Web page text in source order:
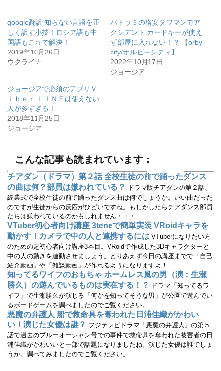
て
T
w
i
t
t
e
r
で
新
い
ウ
ィ
ン
ド
ウ
ま
す
o
k
で
共
有
す
ッ
ク
し
て
く
だ
い
ウ
ィ
ン
ド
ウ
で
開
き
ま
す
)
google翻訳 知らない言語を正
しく訳す小技！ロシア語も中
国語もこれで解決！
2019年10月26日
ウクライナ
バトゥミの格安タワマンでア
クシデント カードキーが使え
ず部屋に入れない！？ 【orby
city/オルビーシティ】
2022年10月17日
ジョージア
ジョージアで必須のアプリＶ
ｉｂｅｒ ＬＩＮＥは使えない
人が多すぎる！
2018年11月25日
ジョージア
こんな記事も読まれています：
チアダン（ドラマ）第２話 全校生徒の前で踊ったダンス
の曲は何？部員は嫌われている？
ドラマ版チアダンの第２話、
終業式で全校生徒の前で踊ったダンス曲は何でしょうか。いい曲だった
のですが生徒からの反応がひどいですね。もしかしたらチアダンス部員
たちは嫌われているのかもしれません・・・...
VTuber初心者向け講座 3teneで簡単実装 VRoidキャラを
動かす！カメラで中の人と連携するには VTuberになりたい方
のための超初心者向け講座3本目。VRoidで作成した3Dキャラクターと
中の人の動きを連動させましょう。とりあえず今日の講座までで「自己
紹介動画」や「雑談動画」が作れるようになりますよ！...
知ってるワイフのおもちゃ ホームレス風の男（演：生瀬
勝久）の遊んでいるものは実在する！？
ドラマ「知ってるワ
イフ」で生瀬勝久が演じる「何かを知ってそうな男」が公園で遊んでい
るボードゲームを調べましたのでご覧ください。...
悪魔の弁護人 船で救命具を奪われた日浦佳織がかわい
い！演じた女優は誰？ フジテレビドラマ「悪魔の弁護人」の第５
話で過去のブルーオーシャン号での事件で救命具を奪われた被害者の日
浦佳織がかわいいと一部で話題になりましたね。演じた女優は誰でしょ
うか。調べてみましたのでご覧ください。...